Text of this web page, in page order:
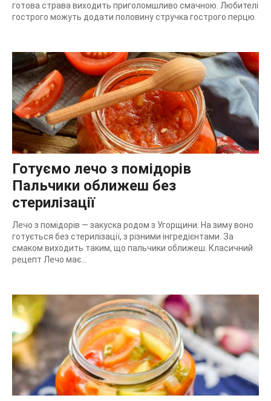
готова страва виходить приголомшливо смачною. Любителі
гострого можуть додати половину стручка гострого перцю.
Готуємо лечо з помідорів
Пальчики оближеш без
стерилізації
Лечо з помідорів — закуска родом з Угорщини. На зиму воно
готується без стерилізації, з різними інгредієнтами. За
смаком виходить таким, що пальчики оближеш. Класичний
рецепт Лечо має...